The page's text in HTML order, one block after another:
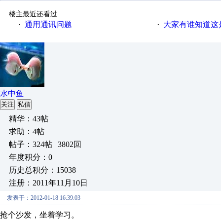
楼主最近还看过
· 通用通讯问题 · 大家有谁知道这
水中鱼
关注 私信
精华：43帖
求助：4帖
帖子：324帖 | 3802回
年度积分：0
历史总积分：15038
注册：2011年11月10日
发表于：2012-01-18 16:39:03
抢个沙发，坐着学习。